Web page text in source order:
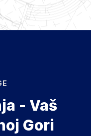
- Vaš
Gori